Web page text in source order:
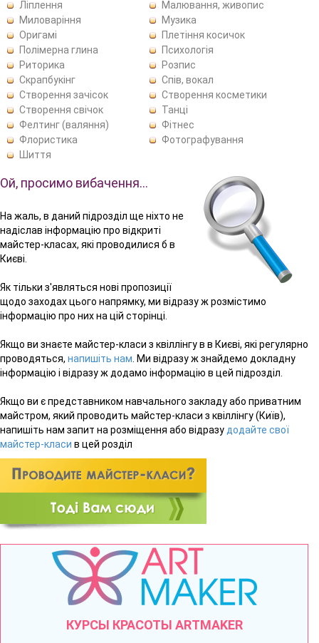
Ліплення
Малювання, живопис
Миловаріння
Музика
Оригамі
Плетіння косичок
Полімерна глина
Психологія
Риторика
Розпис
Скрапбукінг
Спів, вокал
Створення зачісок
Створення косметики
Створення свічок
Танці
Фелтинг (валяння)
Фітнес
Флористика
Фотографування
Шиття
Ой, просимо вибачення…
На жаль, в даний підрозділ ще ніхто не
надіслав інформацію про відкриті
майстер-класах, які проводилися б в
Києві.
Як тільки з'являться нові пропозиції
щодо заходах цього напрямку, ми відразу ж розмістимо
інформацію про них на цій сторінці.
Якщо ви знаєте майстер-класи з квіллінгу в в Києві, які регулярно
проводяться, напишіть нам . Ми відразу ж знайдемо докладну
інформацію і відразу ж додамо інформацію в цей підрозділ.
Якщо ви є представником навчального закладу або приватним
майстром, який проводить майстер-класи з квіллінгу (Київ),
напишіть нам запит на розміщення або відразу додайте свої
майстер-класи в цей розділ
КУРСЫ КРАСОТЫ ARTMAKER